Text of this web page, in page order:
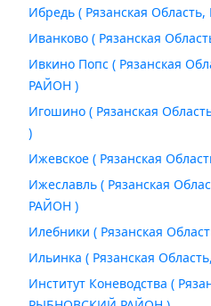
Ибредь ( Рязанская
Иванково ( Рязанская
Ивкино Попс ( Рязанская
РАЙОН )
Игошино ( Рязанская
)
Ижевское ( Рязанская
Ижеславль ( Рязанская
РАЙОН )
Илебники ( Рязанская
Ильинка ( Рязанская
Институт Коневодства (